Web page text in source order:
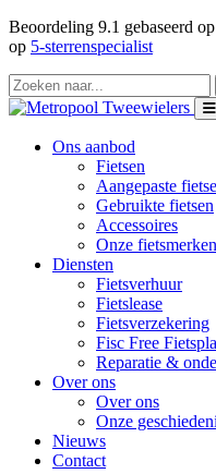
Beoordeling 9.1 gebaseerd op
op 5-sterrenspecialist
Ons aanbod
Fietsen
Aangepaste
Gebruikte fietsen
Accessoires
Onze fietsmerken
Diensten
Fietsverhuur
Fietslease
Fietsverzekering
Fisc Free
Reparatie &
Over ons
Over ons
Onze
Nieuws
Contact